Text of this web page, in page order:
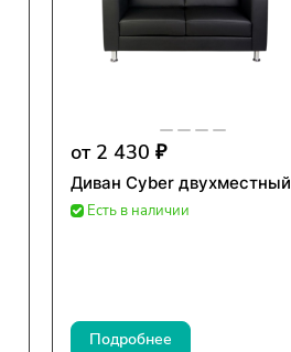
от 2 430 ₽
Диван Cyber двухместный
Есть в наличии
Подробнее